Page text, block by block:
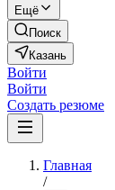
Ещё
Поиск
Казань
Войти
Войти
Создать резюме
Главная
/